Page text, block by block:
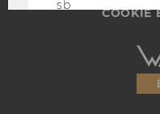
COOKIE
sb